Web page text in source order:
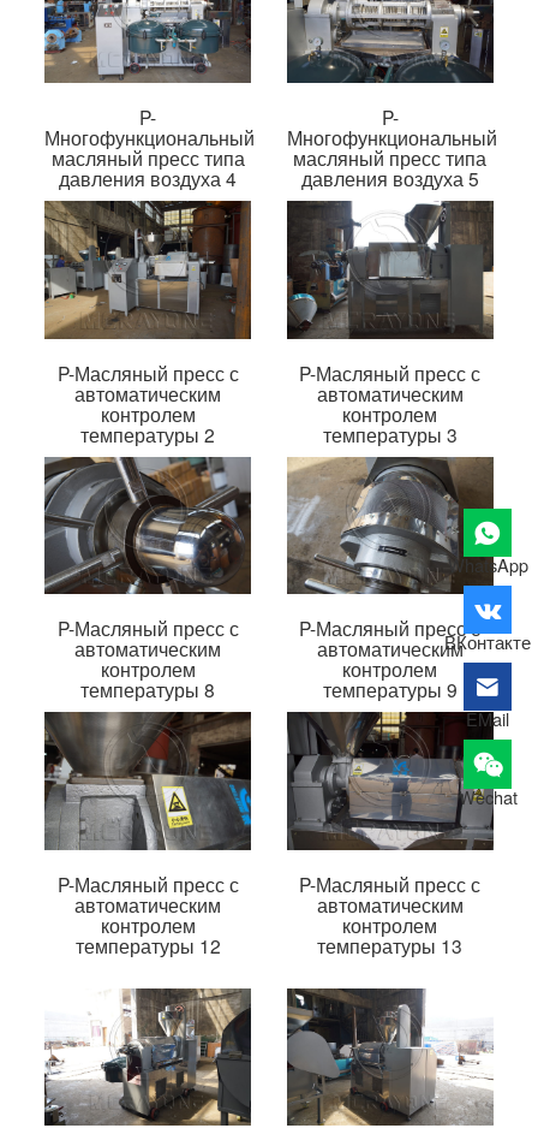
P-
Многофункциональный
масляный пресс типа
давления воздуха 4
P-Масляный пресс с
автоматическим
контролем
температуры 2
P-Масляный пресс с
автоматическим
контролем
температуры 8
P-Масляный пресс с
автоматическим
контролем
температуры 12
P-
Многофункциональный
масляный пресс типа
давления воздуха 5
P-Масляный пресс с
автоматическим
контролем
температуры 3
P-Масляный пресс с
автоматическим
контролем
температуры 9
P-Масляный пресс с
автоматическим
контролем
температуры 13
WhatsApp
ВКонтакте
EMail
Wechat